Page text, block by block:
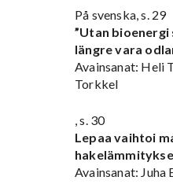
På svenska, s. 29
”Utan bioenergi
längre vara
Avainsanat: Heli
Torkkel
, s. 30
Lepaa vaihtoi
Avainsanat: Juha